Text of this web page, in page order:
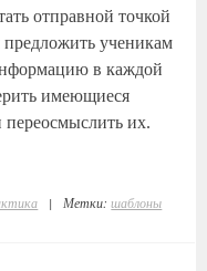
отправной точкой
ученикам
в каждой
имеющиеся
их.
| Метки:шаблоны